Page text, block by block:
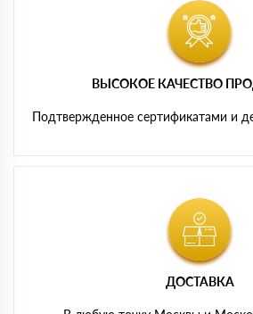
ВЫСОКОЕ КАЧЕСТВО
Подтвержденное сертификатами и
ДОСТАВКА